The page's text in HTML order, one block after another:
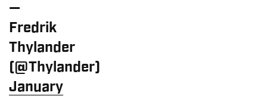
—
Fredrik
Thylander
(@Thylander)
January